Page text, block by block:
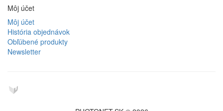
Môj účet
Môj účet
História objednávok
Obľúbené produkty
Newsletter